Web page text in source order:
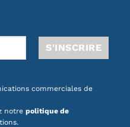
commerciales de
notre politique de